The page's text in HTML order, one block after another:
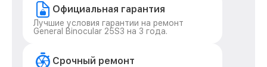
Официальная гарантия
Лучшие условия гарантии на ремонт
General Binocular 25S3 на 3 года.
Срочный ремонт